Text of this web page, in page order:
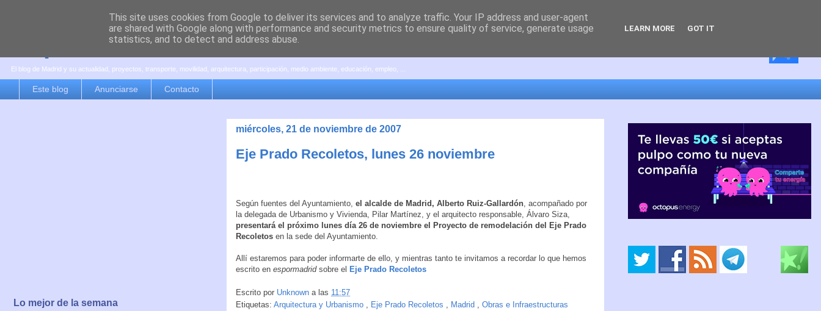
es por madrid
El blog de Madrid y su actualidad, proyectos, transporte, movilidad, arquitectura, participación, medio ambiente, educación, empleo, ...
Este blog Anunciarse Contacto
miércoles, 21 de noviembre de 2007
Eje Prado Recoletos, lunes 26 noviembre
Según fuentes del Ayuntamiento, el alcalde de Madrid, Alberto Ruiz-Gallardón , acompañado por
la delegada de Urbanismo y Vivienda, Pilar Martínez, y el arquitecto responsable, Álvaro Siza,
presentará el próximo lunes día 26 de noviembre el Proyecto de remodelación del Eje Prado
Recoletos en la sede del Ayuntamiento.
Allí estaremos para poder informarte de ello, y mientras tanto te invitamos a recordar lo que hemos
escrito en espormadridsobre el Eje Prado Recoletos
Escrito por Unknown a las 11:57
Etiquetas: Arquitectura y Urbanismo , Eje Prado Recoletos , Madrid , Obras e Infraestructuras
Lo mejor de la semana
This site uses cookies from Google to deliver its services and to analyze traffic. Your IP address and user-agent
are shared with Google along with performance and security metrics to ensure quality of service, generate usage
statistics, and to detect and address abuse.
LEARN MORE GOT IT